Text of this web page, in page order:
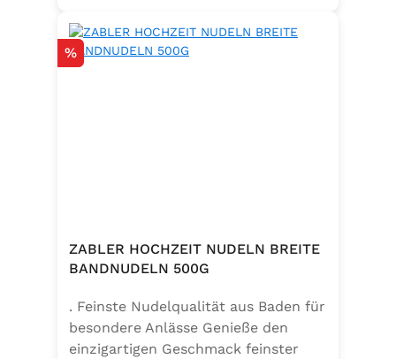
Rabatt
%
ZABLER HOCHZEIT NUDELN BREITE
BANDNUDELN 500G
. Feinste Nudelqualität aus Baden für
besondere Anlässe Genieße den
einzigartigen Geschmack feinster